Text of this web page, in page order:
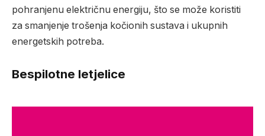
pohranjenu električnu energiju, što se može koristiti
za smanjenje trošenja kočionih sustava i ukupnih
energetskih potreba.
Bespilotne letjelice